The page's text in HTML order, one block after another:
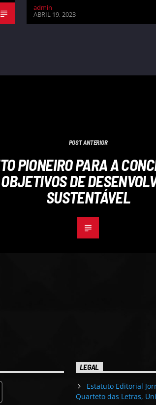
admin
ABRIL 19, 2023
POST ANTERIOR
PIONEIRO PARA A
DE
SUSTENTÁVEL
LEGAL
Estatuto Editorial
Quarteto das Letras,